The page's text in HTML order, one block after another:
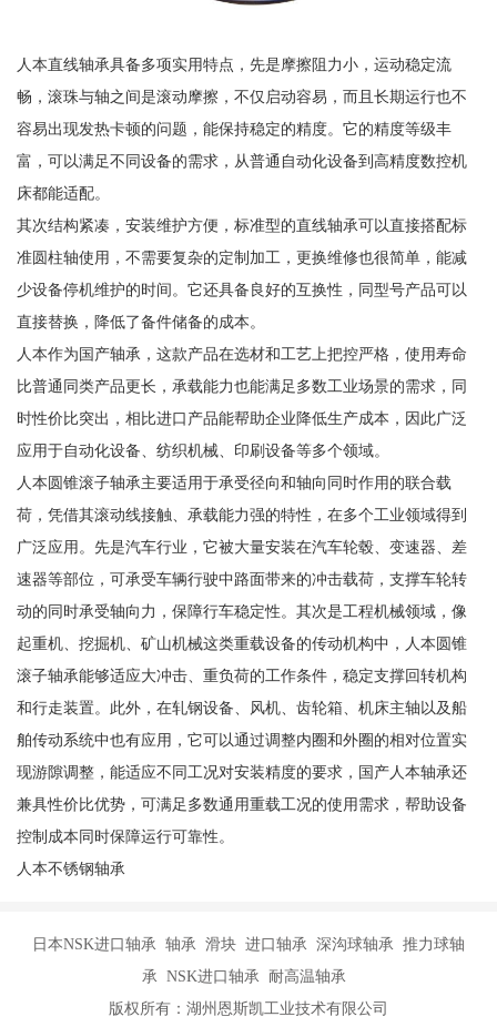
人本直线轴承具备多项实用特点，先是摩擦阻力小，运动稳定流
畅，滚珠与轴之间是滚动摩擦，不仅启动容易，而且长期运行也不
容易出现发热卡顿的问题，能保持稳定的精度。它的精度等级丰
富，可以满足不同设备的需求，从普通自动化设备到高精度数控机
床都能适配。
其次结构紧凑，安装维护方便，标准型的直线轴承可以直接搭配标
准圆柱轴使用，不需要复杂的定制加工，更换维修也很简单，能减
少设备停机维护的时间。它还具备良好的互换性，同型号产品可以
直接替换，降低了备件储备的成本。
人本作为国产轴承，这款产品在选材和工艺上把控严格，使用寿命
比普通同类产品更长，承载能力也能满足多数工业场景的需求，同
时性价比突出，相比进口产品能帮助企业降低生产成本，因此广泛
应用于自动化设备、纺织机械、印刷设备等多个领域。
人本圆锥滚子轴承主要适用于承受径向和轴向同时作用的联合载
荷，凭借其滚动线接触、承载能力强的特性，在多个工业领域得到
广泛应用。先是汽车行业，它被大量安装在汽车轮毂、变速器、差
速器等部位，可承受车辆行驶中路面带来的冲击载荷，支撑车轮转
动的同时承受轴向力，保障行车稳定性。其次是工程机械领域，像
起重机、挖掘机、矿山机械这类重载设备的传动机构中，人本圆锥
滚子轴承能够适应大冲击、重负荷的工作条件，稳定支撑回转机构
和行走装置。此外，在轧钢设备、风机、齿轮箱、机床主轴以及船
舶传动系统中也有应用，它可以通过调整内圈和外圈的相对位置实
现游隙调整，能适应不同工况对安装精度的要求，国产人本轴承还
兼具性价比优势，可满足多数通用重载工况的使用需求，帮助设备
控制成本同时保障运行可靠性。
人本不锈钢轴承
日本NSK进口轴承 轴承 滑块 进口轴承 深沟球轴承 推力球轴
承 NSK进口轴承 耐高温轴承
版权所有：湖州恩斯凯工业技术有限公司